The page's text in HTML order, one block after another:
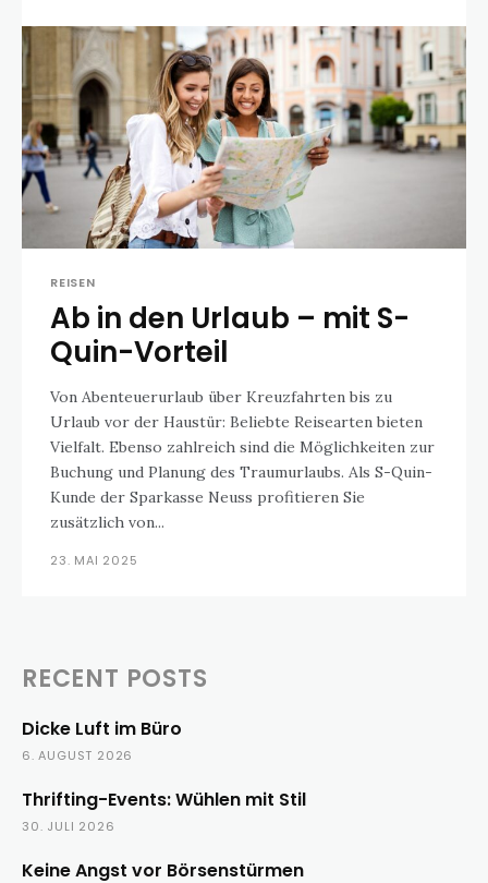
REISEN
Ab in den Urlaub – mit S-
Quin-Vorteil
Von Abenteuerurlaub über Kreuzfahrten bis zu
Urlaub vor der Haustür: Beliebte Reisearten bieten
Vielfalt. Ebenso zahlreich sind die Möglichkeiten zur
Buchung und Planung des Traumurlaubs. Als S-Quin-
Kunde der Sparkasse Neuss profitieren Sie
zusätzlich von...
23. MAI 2025
RECENT POSTS
Dicke Luft im Büro
6. AUGUST 2026
Thrifting-Events: Wühlen mit Stil
30. JULI 2026
Keine Angst vor Börsenstürmen